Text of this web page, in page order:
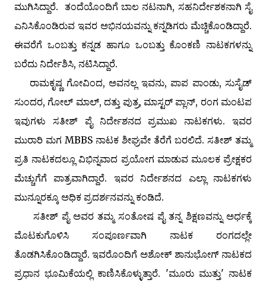
ಮುಗಿಸಿದ್ದಾರೆ. ತಂದೆಯೊಂದಿಗೆ ಬಾಲ ನಟನಾಗಿ, ಸಹನಿರ್ದೇಶಕನಾಗಿ ಸೈ
ಎನಿಸಿಕೊಂಡಿರುವ ಇವರ ಅಭಿನಯವನ್ನು ಕನ್ನಡಿಗರು ಮೆಚ್ಚಿಕೊಂಡಿದ್ದಾರೆ.
ಈವರೆಗೆ ಒಂಬತ್ತು ಕನ್ನಡ ಹಾಗೂ ಒಂಬತ್ತು ಕೊಂಕಣಿ ನಾಟಕಗಳನ್ನು
ಬರೆದು ನಿರ್ದೇಶಿಸಿ, ನಟಿಸಿದ್ದಾರೆ.
ರಾಮಕೃಷ್ಣ ಗೋವಿಂದ, ಅವನಲ್ಲ ಇವನು, ಪಾಪ ಪಾಂಡು, ಸುಸೈಡ್
ಸುಂದರ, ಗೋಲ್ ಮಾಲ್, ದತ್ತು ಪುತ್ರ, ಮಾಸ್ಟರ್ ಪ್ಲಾನ್, ರಂಗ ಮಂಟಪ
ಇವುಗಳು ಸತೀಶ್ ಪೈ ನಿರ್ದೇಶನದ ಪ್ರಮುಖ ನಾಟಕಗಳು. ಇವರ
ಮುರಾರಿ ಮಗ MBBS ನಾಟಕ ಶೀಘ್ರವೇ ತೆರೆಗೆ ಬರಲಿದೆ. ಸತೀಶ್ ತಮ್ಮ
ಪ್ರತಿ ನಾಟಕದಲ್ಲೂ ವಿಭಿನ್ನವಾದ ಪ್ರಯೋಗ ಮಾಡುವ ಮೂಲಕ ಪ್ರೇಕ್ಷಕರ
ಮೆಚ್ಚುಗೆಗೆ ಪಾತ್ರವಾಗಿದ್ದಾರೆ. ಇವರ ನಿರ್ದೇಶನದ ಎಲ್ಲಾ ನಾಟಕಗಳು
ಮುನ್ನೂರಕ್ಕೂ ಅಧಿಕ ಪ್ರದರ್ಶನವನ್ನು ಕಂಡಿದೆ.
ಸತೀಶ್ ಪೈ ಅವರ ತಮ್ಮ ಸಂತೋಷ ಪೈ ತನ್ನ ಶಿಕ್ಷಣವನ್ನು ಅರ್ಧಕ್ಕೆ
ಮೊಟಕುಗೊಳಿಸಿ ಸಂಪೂರ್ಣವಾಗಿ ನಾಟಕ ರಂಗದಲ್ಲೇ
ತೊಡಗಿಸಿಕೊಂಡಿದ್ದಾರೆ. ಇವರೊಂದಿಗೆ ಅಶೋಕ್ ಶಾನುಭೋಗ್ ನಾಟಕದ
ಪ್ರಧಾನ ಭೂಮಿಕೆಯಲ್ಲಿ ಕಾಣಿಸಿಕೊಳ್ಳುತ್ತಾರೆ. 'ಮೂರು ಮುತ್ತು' ನಾಟಕ